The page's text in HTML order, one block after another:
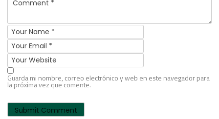
Guarda mi nombre, correo electrónico y web en este navegador para
la próxima vez que comente.